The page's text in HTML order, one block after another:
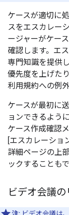
ケースが適切に
スをエスカレー
ージャーがケー
確認します。エ
専門知識を提供
優先度を上げた
利用規約への例
ケースが最初に
ョンできるよう
ケース作成確認
[エスカレーショ
詳細ページの上
ックすることもで
ビデオ会議
注: ビデオ会議は、